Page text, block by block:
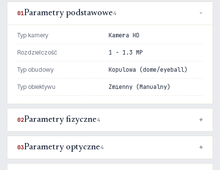
01Parametry podstawowe4
Typ kamery Kamera HD
Rozdzielczość 1 - 1.3 MP
Typ obudowy Kopulowa (dome/eyeball)
Typ obiektywu Zmienny (Manualny)
02Parametry fizyczne4
03Parametry optyczne4